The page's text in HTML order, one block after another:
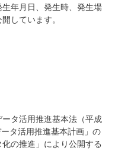
年月日、発生時、発生場
しています。
タ活用推進基本法（平成
タ活用推進基本計画」の
の推進」により公開する